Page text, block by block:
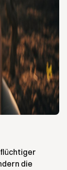
die